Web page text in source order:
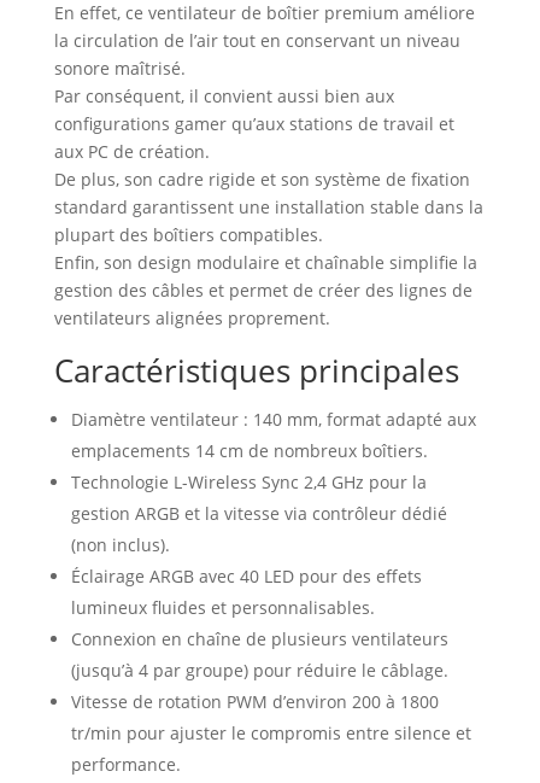
En effet, ce ventilateur de boîtier premium améliore
la circulation de l’air tout en conservant un niveau
sonore maîtrisé.
Par conséquent, il convient aussi bien aux
configurations gamer qu’aux stations de travail et
aux PC de création.
De plus, son cadre rigide et son système de fixation
standard garantissent une installation stable dans la
plupart des boîtiers compatibles.
Enfin, son design modulaire et chaînable simplifie la
gestion des câbles et permet de créer des lignes de
ventilateurs alignées proprement.
Caractéristiques principales
Diamètre ventilateur : 140 mm, format adapté aux
emplacements 14 cm de nombreux boîtiers.
Technologie L-Wireless Sync 2,4 GHz pour la
gestion ARGB et la vitesse via contrôleur dédié
(non inclus).
Éclairage ARGB avec 40 LED pour des effets
lumineux fluides et personnalisables.
Connexion en chaîne de plusieurs ventilateurs
(jusqu’à 4 par groupe) pour réduire le câblage.
Vitesse de rotation PWM d’environ 200 à 1800
tr/min pour ajuster le compromis entre silence et
performance.